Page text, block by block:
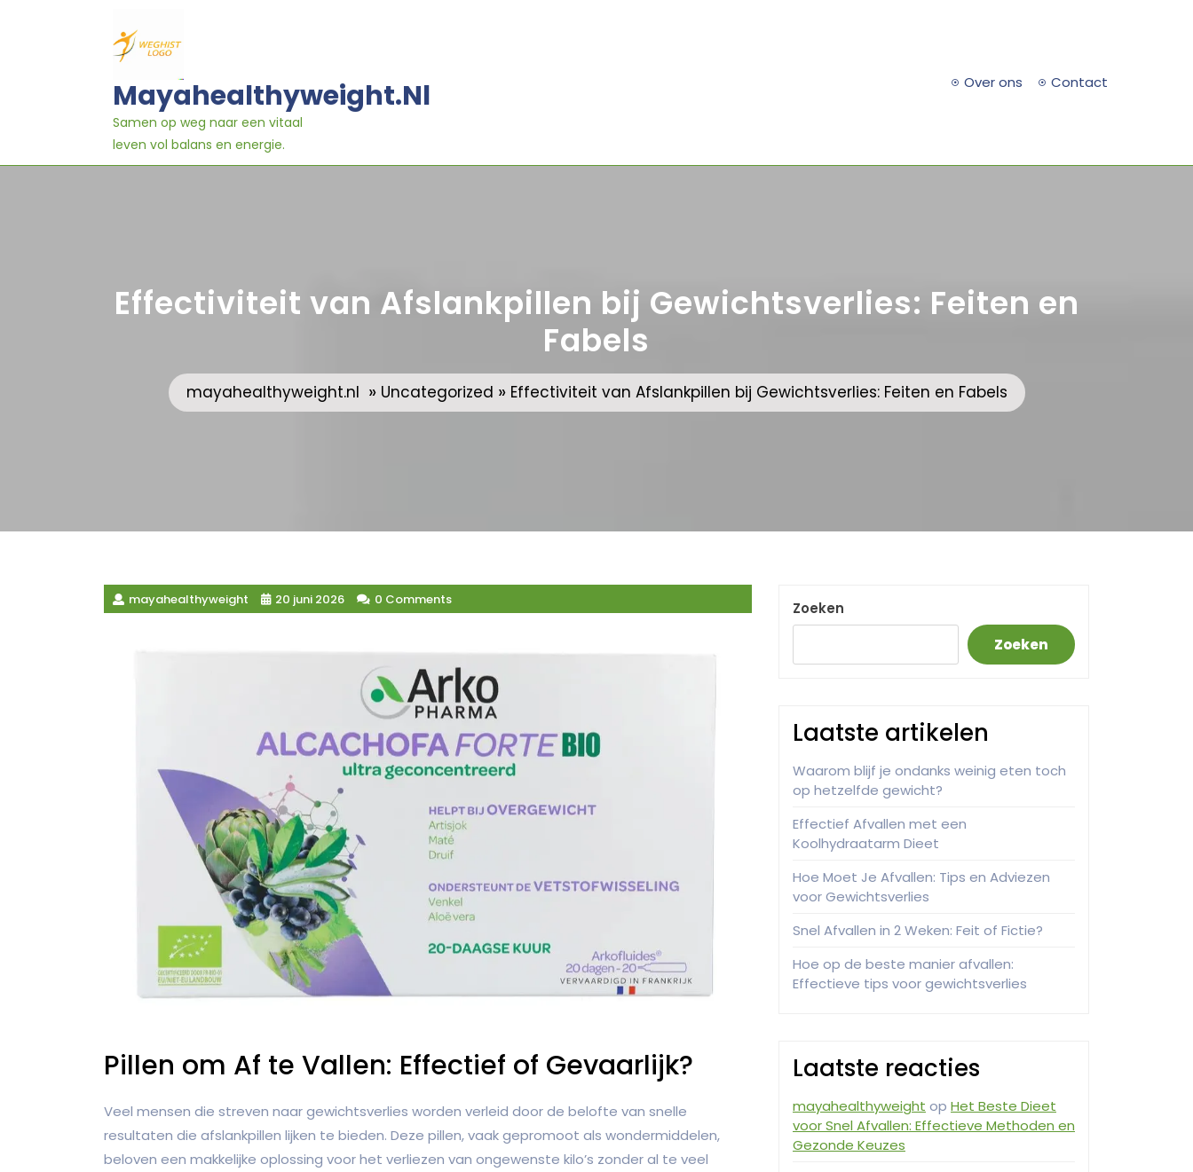
Mayahealthyweight.nl
Samen op weg naar een vitaal
leven vol balans en energie.
Over ons Contact
Effectiviteit van Afslankpillen bij Gewichtsverlies: Feiten en
Fabels
mayahealthyweight.nl » Uncategorized » Effectiviteit van Afslankpillen bij Gewichtsverlies: Feiten en Fabels
mayahealthyweight 20 juni 2026 0 Comments
Pillen om Af te Vallen: Effectief of Gevaarlijk?
Veel mensen die streven naar gewichtsverlies worden verleid door de belofte van snelle
resultaten die afslankpillen lijken te bieden. Deze pillen, vaak gepromoot als wondermiddelen,
beloven een makkelijke oplossing voor het verliezen van ongewenste kilo’s zonder al te veel
Zoeken
Zoeken
Laatste artikelen
Waarom blijf je ondanks weinig eten toch
op hetzelfde gewicht?
Effectief Afvallen met een
Koolhydraatarm Dieet
Hoe Moet Je Afvallen: Tips en Adviezen
voor Gewichtsverlies
Snel Afvallen in 2 Weken: Feit of Fictie?
Hoe op de beste manier afvallen:
Effectieve tips voor gewichtsverlies
Laatste reacties
mayahealthyweight op Het Beste Dieet
voor Snel Afvallen: Effectieve Methoden en
Gezonde Keuzes